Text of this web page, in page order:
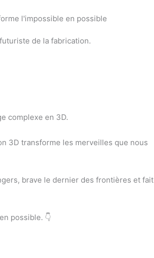
de la fabrication.
complexe en 3D.
3D transforme les merveilles que nous
brave le dernier des frontières et fait
possible. 👇